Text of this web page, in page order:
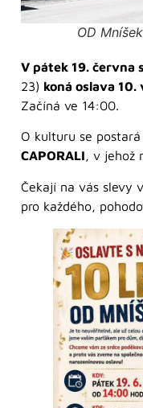
OD
V pátek 19. června
23) koná oslava
Začíná ve 14:00.
O kulturu se
CAPORALI, v jehož
Čekají na vás slevy
pro každého,